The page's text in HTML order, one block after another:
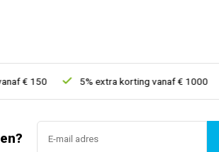
€ 150 5% extra korting vanaf € 1000